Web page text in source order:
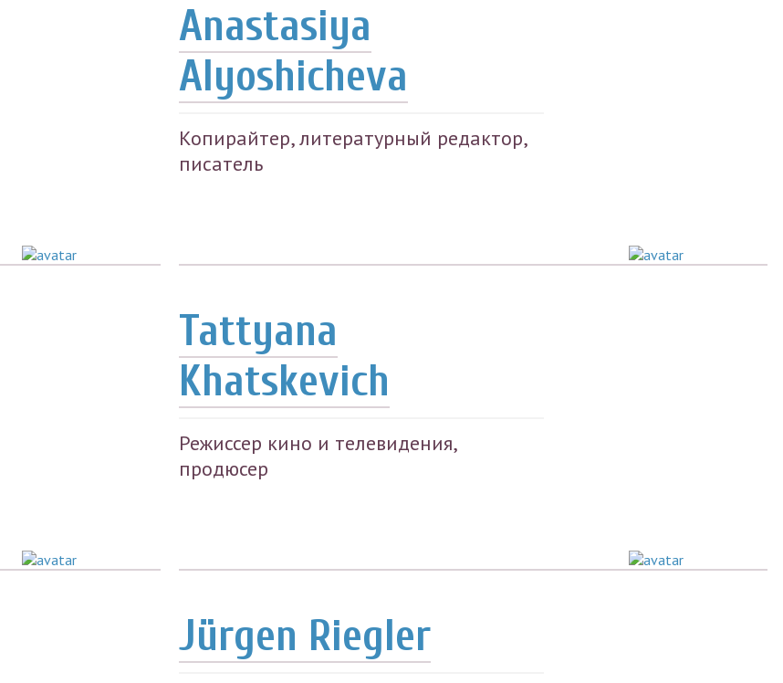
Anastasiya
Alyoshicheva
Копирайтер, литературный редактор,
писатель
Tattyana
Khatskevich
Режиссер кино и телевидения,
продюсер
Jürgen Riegler